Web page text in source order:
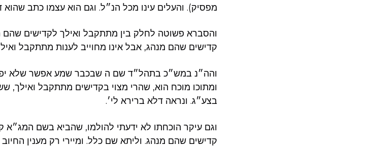
מפסיק). והעלים עינו מכל הנ״ל. וגם הוא עצמו כתב
והסברא פשוטה לחלק בין מתתקבל ואילך לקדישים שהם
קדישים שהם מנהג, אבל אינו מחוייב לענות מתתקבל
והה״נ במש״כ בתהל״ד שם ה שבכבר שמע אפשר שלא
ומתוכו מוכח הוא, שהרי מצוי בקדישים מתתקבל ואילך,
בצע״ג. ונראה דלא ברירא לי׳.
וגם עיקר הוכחתו לא ידעתי להולמו, שהביא בשם
קדישים שהם מנהג. וליתא שם כלל. ומיירי רק מענין